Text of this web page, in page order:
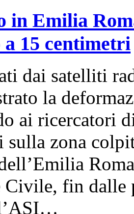
in Emilia
15 centimetri
dai satelliti
la
ai ricercatori
sulla zona
Civile, fin dalle